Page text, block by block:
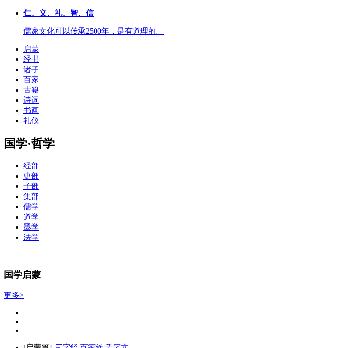
仁、义、礼、智、信
儒家文化可以传承2500年，是有道理的。
启蒙
经书
诸子
百家
古籍
诗词
书画
礼仪
国学·哲学
经部
史部
子部
集部
儒学
道学
墨学
法学
国学启蒙
更多>